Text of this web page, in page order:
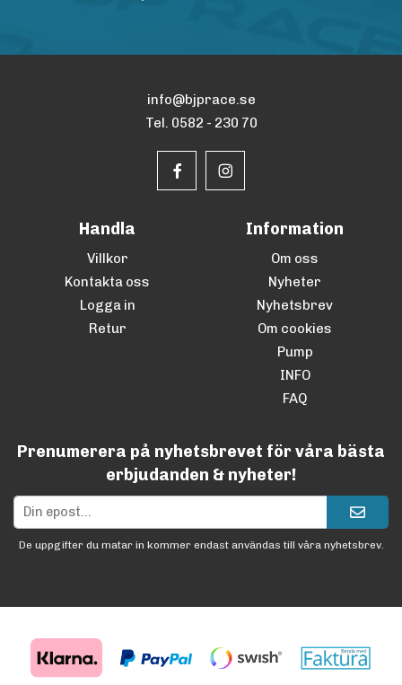
info@bjprace.se
Tel. 0582 - 230 70
Handla
Villkor
Kontakta oss
Logga in
Retur
Information
Om oss
Nyheter
Nyhetsbrev
Om cookies
Pump
INFO
FAQ
Prenumerera på nyhetsbrevet för våra bästa
erbjudanden & nyheter!
De uppgifter du matar in kommer endast användas till våra nyhetsbrev.